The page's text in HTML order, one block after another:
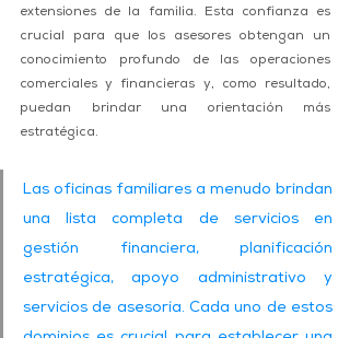
extensiones de la familia. Esta confianza es
crucial para que los asesores obtengan un
conocimiento profundo de las operaciones
comerciales y financieras y, como resultado,
puedan brindar una orientación más
estratégica.
Las oficinas familiares a menudo brindan
una lista completa de servicios en
gestión financiera, planificación
estratégica, apoyo administrativo y
servicios de asesoría. Cada uno de estos